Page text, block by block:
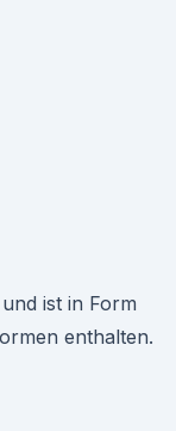
ist in Form
enthalten.